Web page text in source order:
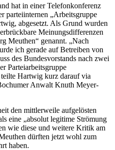
hat in einer Telefonkonferenz
parteiinternen „Arbeitsgruppe
abgesetzt. Als Grund wurden
Meinungsdifferenzen
Meuthen“ genannt. „Nach
ich gerade auf Betreiben von
des Bundesvorstands nach zwei
Parteiarbeitsgruppe
teilte Hartwig kurz darauf via
Anwalt Knuth Meyer-
den mittlerweile aufgelösten
eine „absolut legitime Strömung
wie diese und weitere Kritik am
dürften jetzt wohl zum
haben.